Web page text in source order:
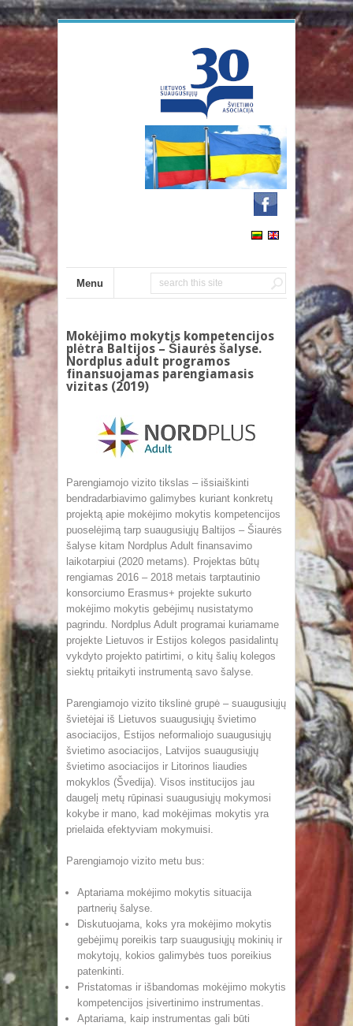
Menu
Mokėjimo mokytis kompetencijos
plėtra Baltijos – Šiaurės šalyse.
Nordplus adult programos
finansuojamas parengiamasis
vizitas (2019)
Parengiamojo vizito tikslas – išsiaiškinti
bendradarbiavimo galimybes kuriant konkretų
projektą apie mokėjimo mokytis kompetencijos
puoselėjimą tarp suaugusiųjų Baltijos – Šiaurės
šalyse kitam Nordplus Adult finansavimo
laikotarpiui (2020 metams). Projektas būtų
rengiamas 2016 – 2018 metais tarptautinio
konsorciumo Erasmus+ projekte sukurto
mokėjimo mokytis gebėjimų nusistatymo
pagrindu. Nordplus Adult programai kuriamame
projekte Lietuvos ir Estijos kolegos pasidalintų
vykdyto projekto patirtimi, o kitų šalių kolegos
siektų pritaikyti instrumentą savo šalyse.
Parengiamojo vizito tikslinė grupė – suaugusiųjų
švietėjai iš Lietuvos suaugusiųjų švietimo
asociacijos, Estijos neformaliojo suaugusiųjų
švietimo asociacijos, Latvijos suaugusiųjų
švietimo asociacijos ir Litorinos liaudies
mokyklos (Švedija). Visos institucijos jau
daugelį metų rūpinasi suaugusiųjų mokymosi
kokybe ir mano, kad mokėjimas mokytis yra
prielaida efektyviam mokymuisi.
Parengiamojo vizito metu bus:
Aptariama mokėjimo mokytis situacija
partnerių šalyse.
Diskutuojama, koks yra mokėjimo mokytis
gebėjimų poreikis tarp suaugusiųjų mokinių ir
mokytojų, kokios galimybės tuos poreikius
patenkinti.
Pristatomas ir išbandomas mokėjimo mokytis
kompetencijos įsivertinimo instrumentas.
Aptariama, kaip instrumentas gali būti